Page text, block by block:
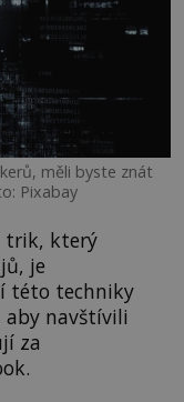
měli byste znát
Pixabay
trik, který
je
této techniky
navštívili
za